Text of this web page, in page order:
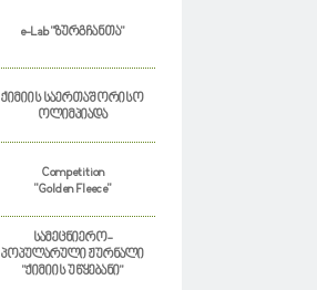
e-Lab "ზურგჩანთა"
ქიმიის საერთაშორისო
ოლიმპიადა
Competition
"Golden Fleece"
სამეცნიერო-
პოპულარული ჟურნალი
"ქიმიის უწყებანი"